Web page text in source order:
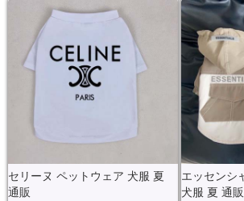
セリーヌ ペットウェア 犬服 夏
通販
エッセンシ
犬服 夏 通販